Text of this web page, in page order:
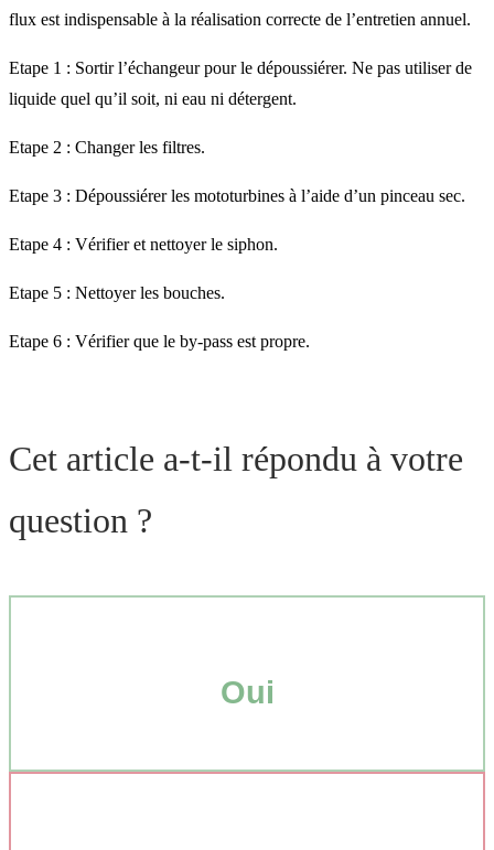
flux est indispensable à la réalisation correcte de l’entretien annuel.
Etape 1 : Sortir l’échangeur pour le dépoussiérer. Ne pas utiliser de
liquide quel qu’il soit, ni eau ni détergent.
Etape 2 : Changer les filtres.
Etape 3 : Dépoussiérer les mototurbines à l’aide d’un pinceau sec.
Etape 4 : Vérifier et nettoyer le siphon.
Etape 5 : Nettoyer les bouches.
Etape 6 : Vérifier que le by-pass est propre.
Cet article a-t-il répondu à votre
question ?
Oui